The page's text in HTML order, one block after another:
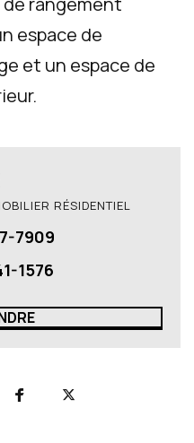
espace de
et un espace de
RÉSIDENTIEL
7909
1576